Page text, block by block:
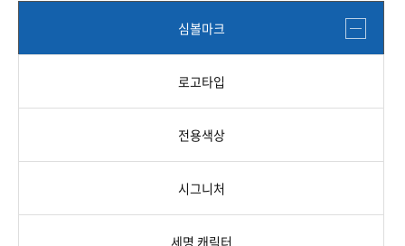
심볼마크
로고타입
전용색상
시그니처
세명 캐릭터